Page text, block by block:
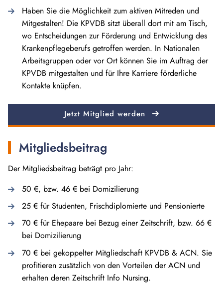
Haben Sie die Möglichkeit zum aktiven Mitreden und
Mitgestalten! Die KPVDB sitzt überall dort mit am Tisch,
wo Entscheidungen zur Förderung und Entwicklung des
Krankenpflegeberufs getroffen werden. In Nationalen
Arbeitsgruppen oder vor Ort können Sie im Auftrag der
KPVDB mitgestalten und für Ihre Karriere förderliche
Kontakte knüpfen.
Jetzt Mitglied werden
Mitgliedsbeitrag
Der Mitgliedsbeitrag beträgt pro Jahr:
50 €, bzw. 46 € bei Domizilierung
25 € für Studenten, Frischdiplomierte und Pensionierte
70 € für Ehepaare bei Bezug einer Zeitschrift, bzw. 66 €
bei Domizilierung
70 € bei gekoppelter Mitgliedschaft KPVDB & ACN. Sie
profitieren zusätzlich von den Vorteilen der ACN und
erhalten deren Zeitschrift Info Nursing.